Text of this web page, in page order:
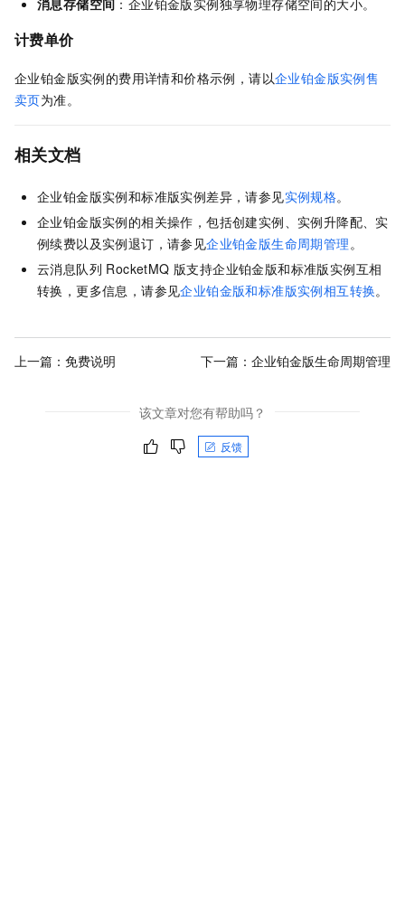
计费单价
企业铂金版实例的费用详情和价格示例，请以企业铂金版实例售
卖页为准。
相关文档
企业铂金版实例和标准版实例差异，请参见实例规格。
企业铂金版实例的相关操作，包括创建实例、实例升降配、实
例续费以及实例退订，请参见企业铂金版生命周期管理 。
云消息队列 RocketMQ 版支持企业铂金版和标准版实例互相
转换，更多信息，请参见企业铂金版和标准版实例相互转换。
上一篇： 免费说明 下一篇： 企业铂金版生命周期管理
该文章对您有帮助吗？
反馈